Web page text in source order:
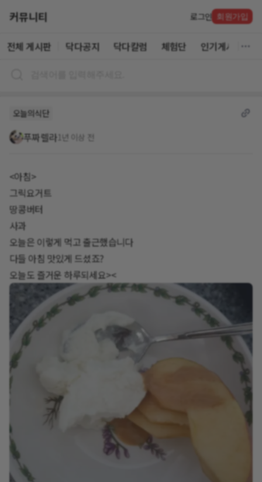
커뮤니티 로그인 회원가입
전체 게시판 닥다공지 닥다칼럼 체험단 인기게시글
오늘의식단
푸짜렐라1년 이상 전
<아침>
그릭요거트
땅콩버터
사과
오늘은 이렇게 먹고 출근했습니다
다들 아침 맛있게 드셨죠?
오늘도 즐거운 하루되세요><